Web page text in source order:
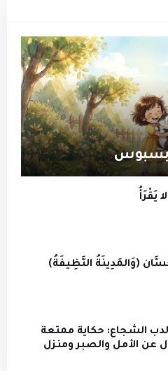
بسبوس
يَقْرَأُ
(وَالمَدِينَةُ النَّظِيفَةُ)
الشجاع: حكاية ممتعة
عن الأمل والصبر ومنزل